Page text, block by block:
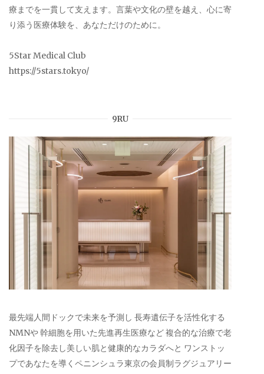
療までを一貫して支えます。言葉や文化の壁を越え、心に寄
り添う医療体験を、あなただけのために。
5Star Medical Club
https://5stars.tokyo/
9RU
最先端人間ドックで未来を予測し 長寿遺伝子を活性化する
NMNや 幹細胞を用いた先進再生医療など 複合的な治療で老
化因子を除去し美しい肌と健康的なカラダへと ワンストッ
プであなたを導くペニンシュラ東京の会員制ラグジュアリー